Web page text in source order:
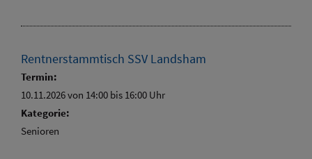
Rentnerstammtisch SSV Landsham
Termin:
10.11.2026 von 14:00 bis 16:00 Uhr
Kategorie:
Senioren